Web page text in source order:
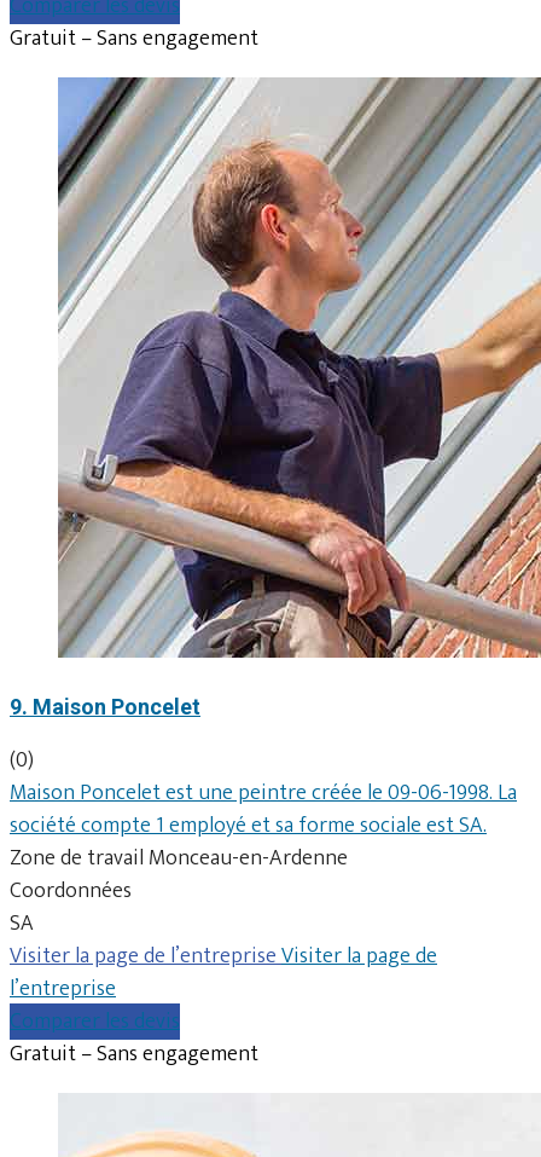
Gratuit – Sans engagement
9. Maison Poncelet
(0)
Maison Poncelet est une peintre créée le 09-06-1998. La
société compte 1 employé et sa forme sociale est SA.
Zone de travail Monceau-en-Ardenne
Coordonnées
SA
Visiter la page de l’entrepriseVisiter la page de
l’entreprise
Comparer les devis
Gratuit – Sans engagement